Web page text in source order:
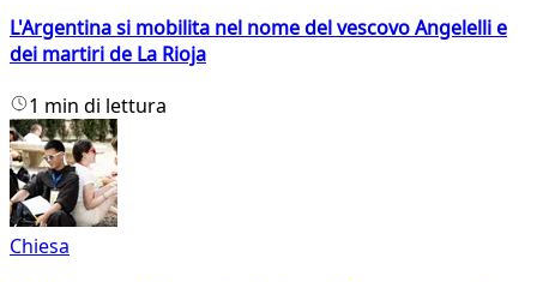
L'Argentina si mobilita nel nome del vescovo Angelelli e
dei martiri de La Rioja
1 min di lettura
Chiesa